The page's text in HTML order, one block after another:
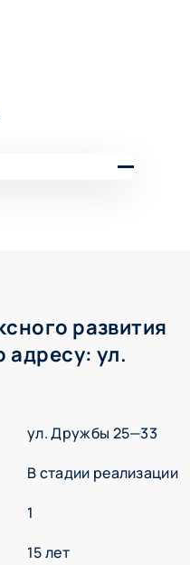
развития
адресу: ул.
ул. Дружбы 25—33
В стадии реализации
1
15 лет